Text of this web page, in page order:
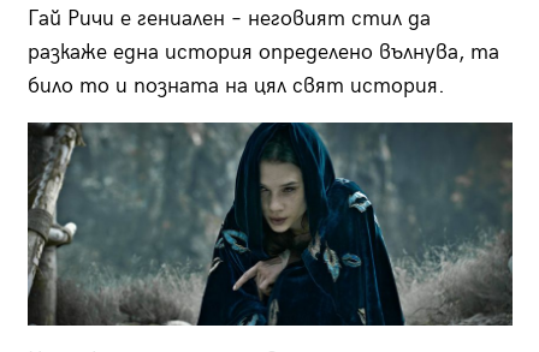
Гай Ричи е гениален – неговият стил да
разкаже една история определено вълнува, та
било то и позната на цял свят история.